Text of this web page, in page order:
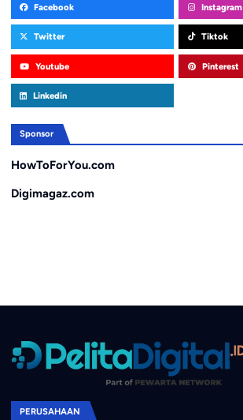
Facebook Instagram
Twitter Tiktok
Youtube Pinterest
Linkedin
Sponsor
HowToForYou.com
Digimagaz.com
PERUSAHAAN